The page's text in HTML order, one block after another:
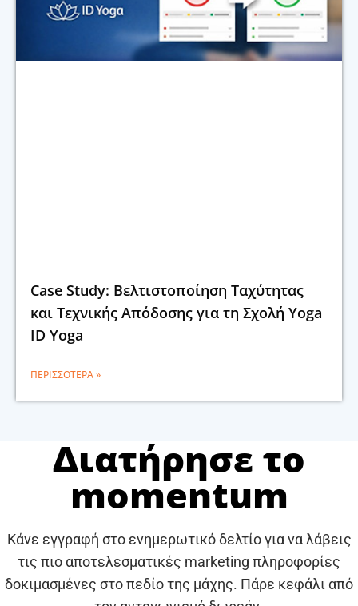
Case Study: Βελτιστοποίηση Ταχύτητας
και Τεχνικής Απόδοσης για τη Σχολή Yoga
ID Yoga
ΠΕΡΙΣΣΌΤΕΡΑ »
Διατήρησε το
momentum
Κάνε εγγραφή στο ενημερωτικό δελτίο για να λάβεις
τις πιο αποτελεσματικές marketing πληροφορίες
δοκιμασμένες στο πεδίο της μάχης. Πάρε κεφάλι από